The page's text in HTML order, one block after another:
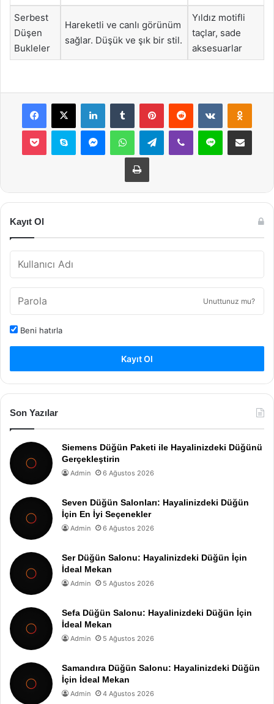
Serbest
Düşen
Bukleler
Hareketli ve canlı görünüm
sağlar. Düşük ve şık bir stil.
Yıldız motifli
taçlar, sade
aksesuarlar
Facebook
X LinkedInTumblr PinterestReddit VKontakte
Pocket Skype MessengerWhatsAppTelegramViber Line E-Posta ile
Yazdır
Kayıt Ol
Unuttunuz mu?
Beni hatırla
Kayıt Ol
Son Yazılar
Siemens Düğün Paketi ile Hayalinizdeki Düğünü
Gerçekleştirin
Admin 6 Ağustos 2026
Seven Düğün Salonları: Hayalinizdeki Düğün
İçin En İyi Seçenekler
Admin 6 Ağustos 2026
Ser Düğün Salonu: Hayalinizdeki Düğün İçin
İdeal Mekan
Admin 5 Ağustos 2026
Sefa Düğün Salonu: Hayalinizdeki Düğün İçin
İdeal Mekan
Admin 5 Ağustos 2026
Samandıra Düğün Salonu: Hayalinizdeki Düğün
İçin İdeal Mekan
Admin 4 Ağustos 2026